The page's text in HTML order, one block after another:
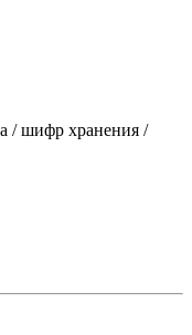
/ шифр хранения /